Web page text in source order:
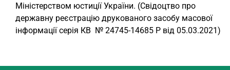
Міністерством юстиції України. (Свідоцтво про
державну реєстрацію друкованого засобу масової
інформації серія КВ № 24745-14685 Р від 05.03.2021)